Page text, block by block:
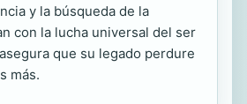
y la búsqueda de la
con la lucha universal del ser
que su legado perdure
más.